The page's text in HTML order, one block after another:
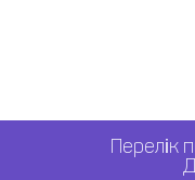
Перелік